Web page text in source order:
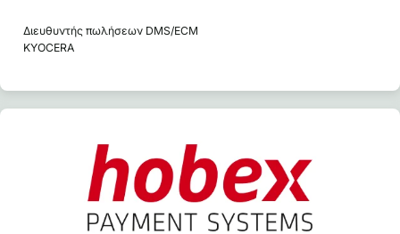
Διευθυντής πωλήσεων DMS/ECM
KYOCERA